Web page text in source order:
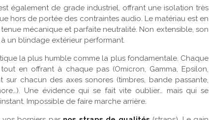
également de grade industriel, offrant une isolation très
hors de portée des contraintes audio. Le matériau est en
mécanique et parfaite neutralité. Non extensible, son
un blindage extérieur performant.
la plus humble comme la plus fondamentale. Chaque
en offrant à chaque pas (Omicron, Gamma, Epsilon,
chacun des axes sonores (timbres, bande passante,
Une évidence qui se fait vite oublier… mais qui se
Impossible de faire marche arrière.